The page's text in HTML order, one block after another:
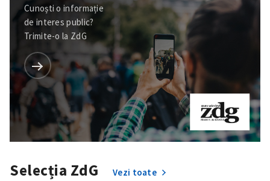
Cunoști o informație
de interes public?
Trimite-o la ZdG
Selecția ZdG Vezi toate